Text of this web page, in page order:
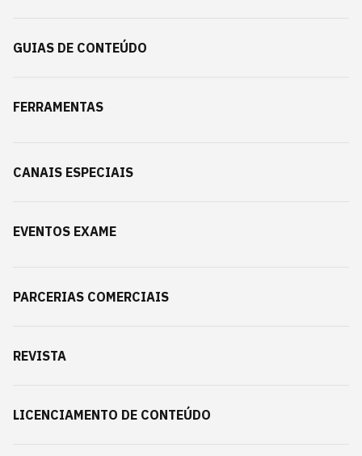
GUIAS DE CONTEÚDO
FERRAMENTAS
CANAIS ESPECIAIS
EVENTOS EXAME
PARCERIAS COMERCIAIS
REVISTA
LICENCIAMENTO DE CONTEÚDO